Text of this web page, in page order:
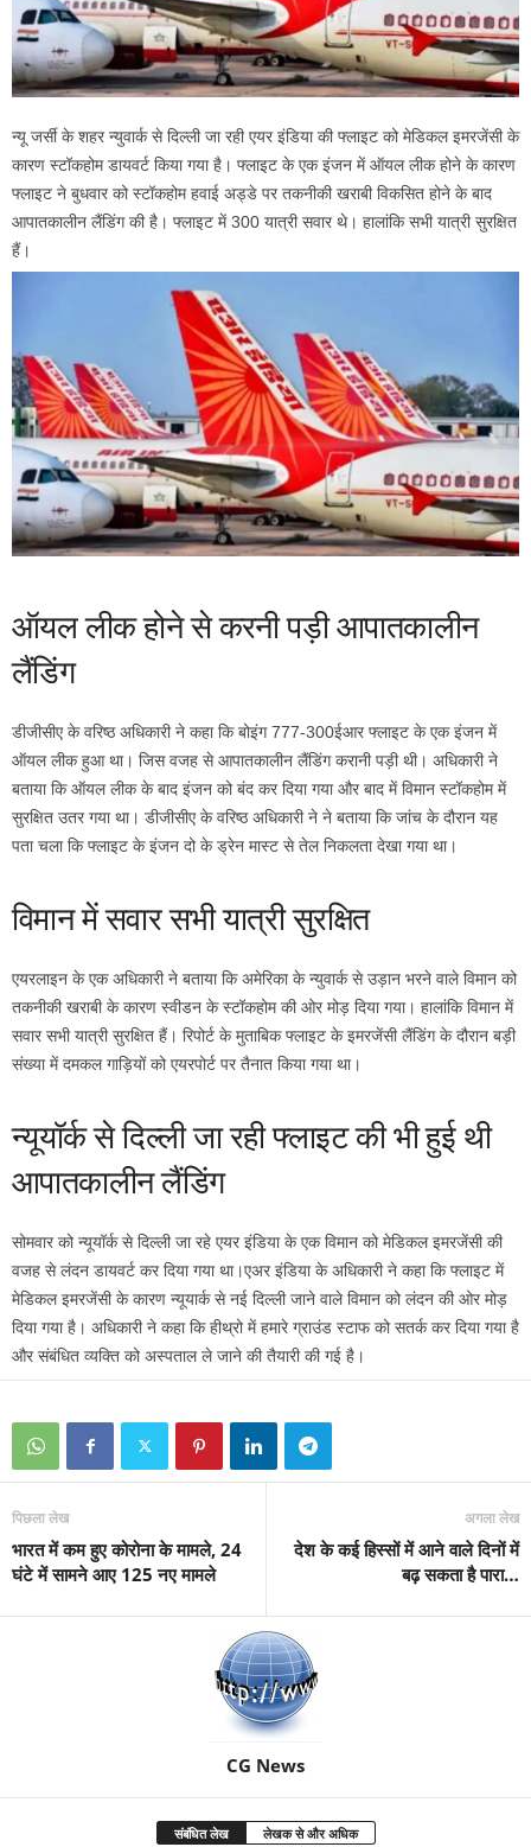
न्यू जर्सी के शहर न्युवार्क से दिल्ली जा रही एयर इंडिया की फ्लाइट को मेडिकल इमरजेंसी के
कारण स्टॉकहोम डायवर्ट किया गया है। फ्लाइट के एक इंजन में ऑयल लीक होने के कारण
फ्लाइट ने बुधवार को स्टॉकहोम हवाई अड्डे पर तकनीकी खराबी विकसित होने के बाद
आपातकालीन लैंडिंग की है। फ्लाइट में 300 यात्री सवार थे। हालांकि सभी यात्री सुरक्षित
हैं।
ऑयल लीक होने से करनी पड़ी आपातकालीन
लैंडिंग
डीजीसीए के वरिष्ठ अधिकारी ने कहा कि बोइंग 777-300ईआर फ्लाइट के एक इंजन में
ऑयल लीक हुआ था। जिस वजह से आपातकालीन लैंडिंग करानी पड़ी थी। अधिकारी ने
बताया कि ऑयल लीक के बाद इंजन को बंद कर दिया गया और बाद में विमान स्टॉकहोम में
सुरक्षित उतर गया था। डीजीसीए के वरिष्ठ अधिकारी ने ने बताया कि जांच के दौरान यह
पता चला कि फ्लाइट के इंजन दो के ड्रेन मास्ट से तेल निकलता देखा गया था।
विमान में सवार सभी यात्री सुरक्षित
एयरलाइन के एक अधिकारी ने बताया कि अमेरिका के न्युवार्क से उड़ान भरने वाले विमान को
तकनीकी खराबी के कारण स्वीडन के स्टॉकहोम की ओर मोड़ दिया गया। हालांकि विमान में
सवार सभी यात्री सुरक्षित हैं। रिपोर्ट के मुताबिक फ्लाइट के इमरजेंसी लैंडिंग के दौरान बड़ी
संख्या में दमकल गाड़ियों को एयरपोर्ट पर तैनात किया गया था।
न्यूयॉर्क से दिल्ली जा रही फ्लाइट की भी हुई थी
आपातकालीन लैंडिंग
सोमवार को न्यूयॉर्क से दिल्ली जा रहे एयर इंडिया के एक विमान को मेडिकल इमरजेंसी की
वजह से लंदन डायवर्ट कर दिया गया था।एअर इंडिया के अधिकारी ने कहा कि फ्लाइट में
मेडिकल इमरजेंसी के कारण न्यूयार्क से नई दिल्ली जाने वाले विमान को लंदन की ओर मोड़
दिया गया है। अधिकारी ने कहा कि हीथ्रो में हमारे ग्राउंड स्टाफ को सतर्क कर दिया गया है
और संबंधित व्यक्ति को अस्पताल ले जाने की तैयारी की गई है।
पिछला लेख
भारत में कम हुए कोरोना के मामले, 24
घंटे में सामने आए 125 नए मामले
अगला लेख
देश के कई हिस्सों में आने वाले दिनों में
बढ़ सकता है पारा…
CG News
संबंधित लेख लेखक से और अधिक